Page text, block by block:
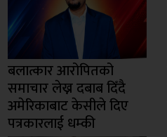
बलात्कार आरोपितको
समाचार लेख्न दबाब दिँदै
अमेरिकाबाट केसीले दिए
पत्रकारलाई धम्की